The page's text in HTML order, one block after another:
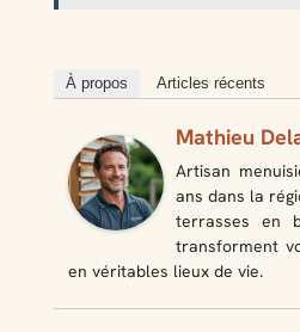
À propos Articles récents
Mathieu
Artisan
ans dans la
terrasses en
transforment
en véritables lieux de vie.